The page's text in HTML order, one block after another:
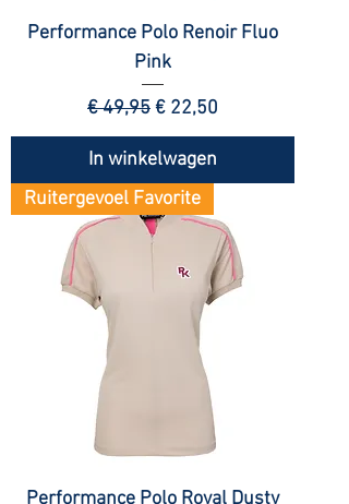
Performance Polo Renoir Fluo
Pink
Normale prijs
€ 49,95Verkoopprijs
€ 22,50
In winkelwagen
Ruitergevoel Favorite
Performance Polo Royal Dusty